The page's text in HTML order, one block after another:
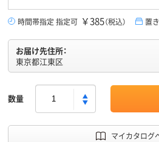
時間帯指定 指定可 ￥385（税込） 置
お届け先住所：
東京都江東区
数量
マイカタログ